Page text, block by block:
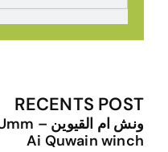
RECENTS POST
ونش ام القيوين – Umm
Ai Quwain winch